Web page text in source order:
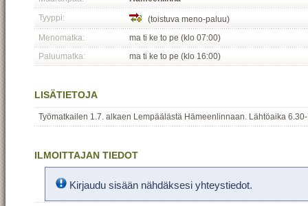
Tyyppi:
(toistuva meno-paluu)
Menomatka:
ma ti ke to pe (klo 07:00)
Paluumatka:
ma ti ke to pe (klo 16:00)
LISÄTIETOJA
Työmatkailen 1.7. alkaen Lempäälästä Hämeenlinnaan. Lähtöaika
ILMOITTAJAN TIEDOT
Kirjaudu sisään nähdäksesi yhteystiedot.